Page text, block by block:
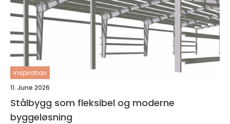
inspiration
11. June 2026
Stålbygg som fleksibel og moderne
byggeløsning